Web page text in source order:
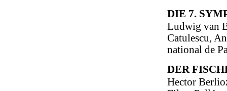
DIE 7.
Ludwig van
Catulescu,
national de
DER
Hector